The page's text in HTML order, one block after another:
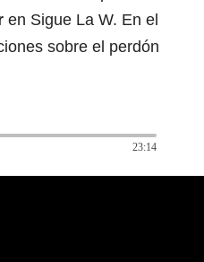
en Sigue La W. En el
sobre el perdón
23:14